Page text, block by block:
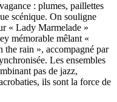
: plumes, paillettes
scénique. On souligne
« Lady Marmelade »
mémorable mêlant «
the rain », accompagné par
Les ensembles
pas de jazz,
ils sont la force de